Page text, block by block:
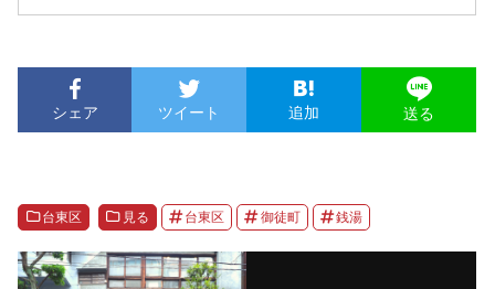
シェア ツイート 追加 送る
台東区 見る 台東区 御徒町 銭湯